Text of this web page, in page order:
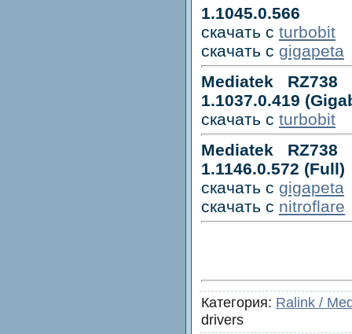
1.1045.0.566
скачать с turbobit
скачать с gigapeta
Mediatek
1.1037.0.419
скачать с turbobit
Mediatek
1.1146.0.572 (Full)
скачать с gigapeta
скачать с nitroflare
Категория: Ralink /
drivers